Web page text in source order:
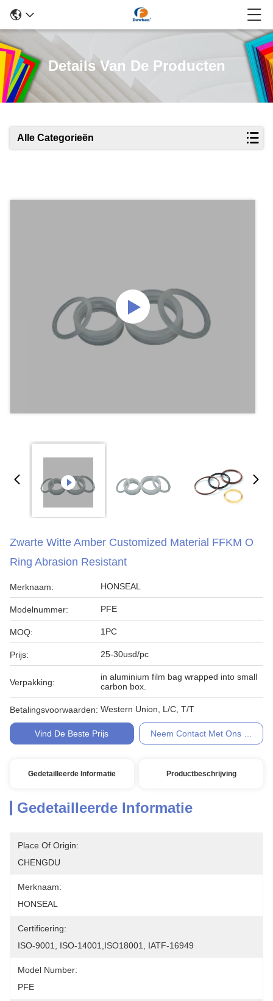
Details Van De Producten
Alle Categorieën
Zwarte Witte Amber Customized Material FFKM O
Ring Abrasion Resistant
Merknaam: HONSEAL
Modelnummer: PFE
MOQ: 1PC
Prijs: 25-30usd/pc
Verpakking:
in aluminium film bag wrapped into small
carbon box.
Betalingsvoorwaarden: Western Union, L/C, T/T
Vind De Beste Prijs Neem Contact Met Ons Op
Gedetailleerde Informatie Productbeschrijving
Gedetailleerde Informatie
Place Of Origin:
CHENGDU
Merknaam:
HONSEAL
Certificering:
ISO-9001, ISO-14001,ISO18001, IATF-16949
Model Number:
PFE